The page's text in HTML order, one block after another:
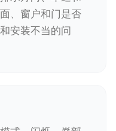
、窗户和门是否
安装不当的问